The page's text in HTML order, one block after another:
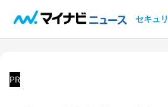
セキュ
PR